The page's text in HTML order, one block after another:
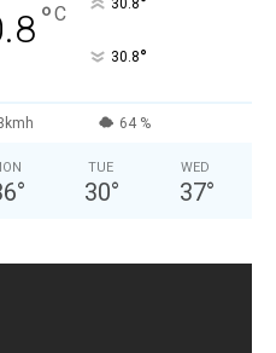
°C 30.8
30.8°
64 %
°
TUE
30°
WED
37°